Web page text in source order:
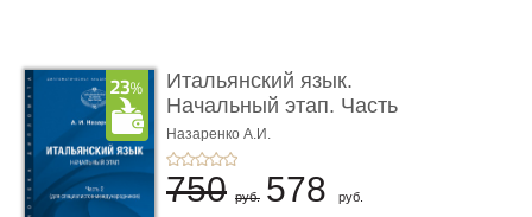
Итальянский язык.
Начальный этап. Часть
2. Учеб� ...
Назаренко А.И.
750 руб. 578 руб.